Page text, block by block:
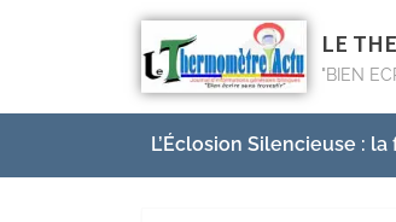
LE
"BIEN
L’Éclosion Silencieuse :